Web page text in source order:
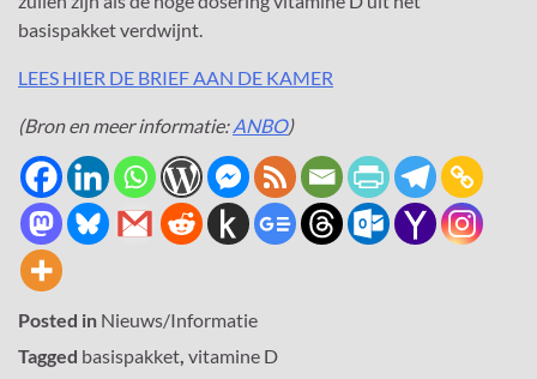
basispakket verdwijnt.
LEES HIER DE BRIEF AAN DE KAMER
(Bron en meer informatie:ANBO)
Posted in Nieuws/Informatie
Tagged basispakket vitamine D